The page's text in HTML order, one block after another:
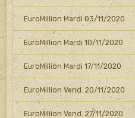
EuroMillion Mardi 03/11/2020
EuroMillion Mardi 10/11/2020
EuroMillion Mardi 17/11/2020
EuroMillion Vend. 20/11/2020
EuroMillion Vend. 27/11/2020